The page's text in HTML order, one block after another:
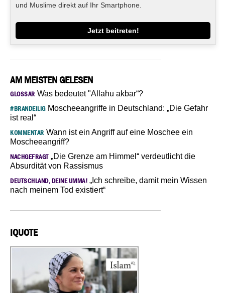
und Muslime direkt auf Ihr Smartphone.
Jetzt beitreten!
AM MEISTEN GELESEN
GLOSSAR Was bedeutet "Allahu akbar“?
#BRANDEILIGMoscheeangriffe in Deutschland: „Die Gefahr
ist real“
KOMMENTAR Wann ist ein Angriff auf eine Moschee ein
Moscheeangriff?
NACHGEFRAGT„Die Grenze am Himmel“ verdeutlicht die
Absurdität von Rassismus
DEUTSCHLAND, DEINE UMMA! „Ich schreibe, damit mein Wissen
nach meinem Tod existiert“
IQUOTE